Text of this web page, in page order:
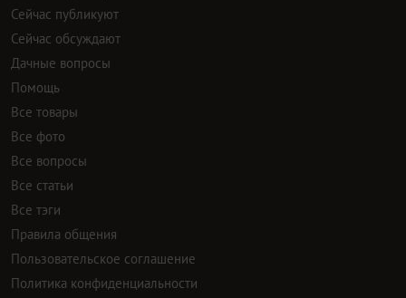
Сейчас публикуют
Сейчас обсуждают
Дачные вопросы
Помощь
Все товары
Все фото
Все вопросы
Все статьи
Все тэги
Правила общения
Пользовательское соглашение
Политика конфиденциальности